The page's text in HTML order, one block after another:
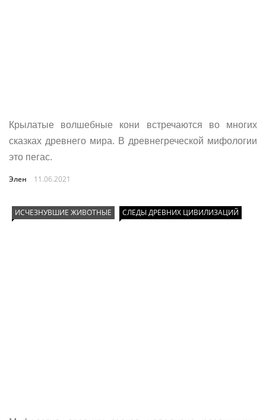
Крылатые волшебные кони встречаются во многих
сказках древнего мира. В древнегреческой мифологии
это пегас.
Элен 11.06.2021
ИСЧЕЗНУВШИЕ ЖИВОТНЫЕ СЛЕДЫ ДРЕВНИХ ЦИВИЛИЗАЦИЙ